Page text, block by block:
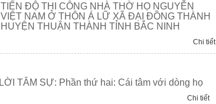
TIẾN ĐỘ THI CÔNG NHÀ THỜ HỌ NGUYỄN
VIỆT NAM Ở THÔN Á LỮ XÃ ĐẠI ĐỒNG THÀNH
HUYỆN THUẬN THÀNH TỈNH BẮC NINH
Chi tiết
LỜI TÂM SỰ: Phần thứ hai: Cái tâm với dòng họ
Chi tiết